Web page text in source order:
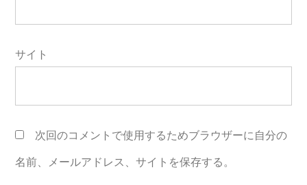
サイト
次回のコメントで使用するためブラウザーに自分の
名前、メールアドレス、サイトを保存する。